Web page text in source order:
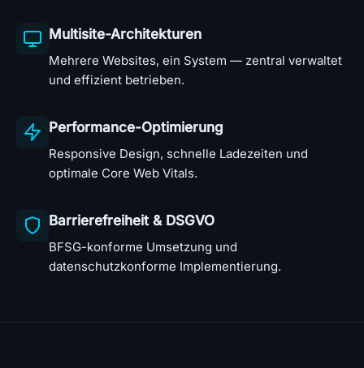
Multisite-Architekturen
Mehrere Websites, ein System — zentral verwaltet
und effizient betrieben.
Performance-Optimierung
Responsive Design, schnelle Ladezeiten und
optimale Core Web Vitals.
Barrierefreiheit & DSGVO
BFSG-konforme Umsetzung und
datenschutzkonforme Implementierung.